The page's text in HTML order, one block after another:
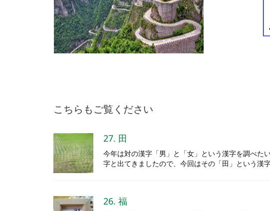
こちらもご覧ください
27. 田
今年は対の漢字「男」と「女」という漢字を調べた
字と出てきましたので、今回はその「田」という漢
26. 福